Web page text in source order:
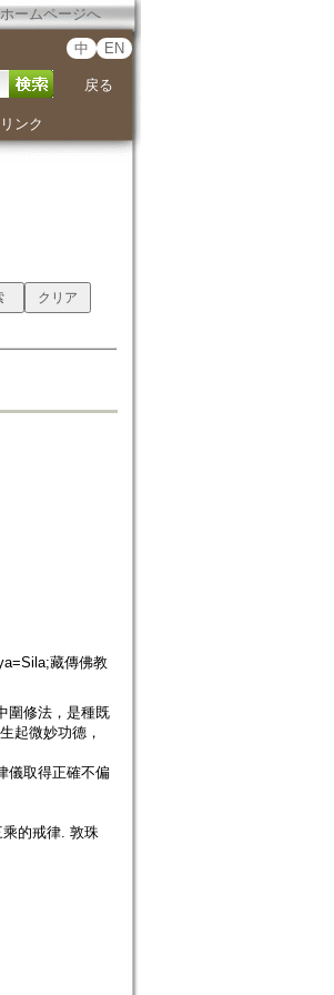
ホームページへ
中 EN
戻る
リンク
藏傳佛教
圍修法，是種既
起微妙功德，
儀取得正確不偏
的戒律. 敦珠